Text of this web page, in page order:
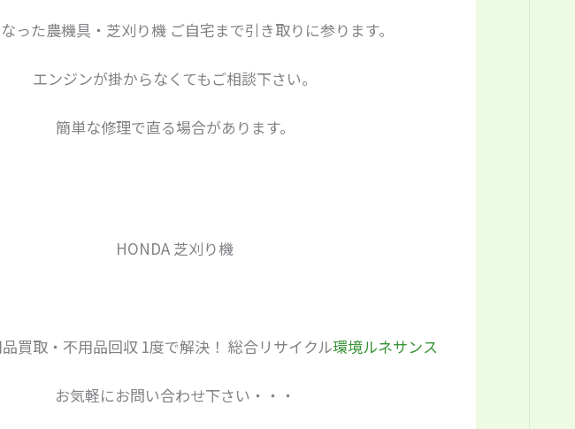
った農機具・芝刈り機 ご自宅まで引き取りに参ります。
エンジンが掛からなくてもご相談下さい。
簡単な修理で直る場合があります。
HONDA 芝刈り機
買取・不用品回収 1度で解決！ 総合リサイクル環境ルネサンス
お気軽にお問い合わせ下さい・・・